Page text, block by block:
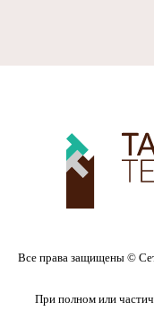
Все права защищены ©
При полном или